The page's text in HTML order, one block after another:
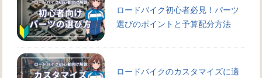
ロードバイク初心者必見！パーツ
選びのポイントと予算配分方法
ロードバイクのカスタマイズに適